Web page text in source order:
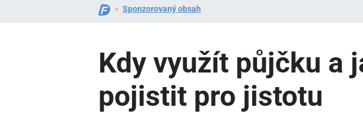
Sponzorovaný obsah
Kdy využít půjčku a
pojistit pro jistotu